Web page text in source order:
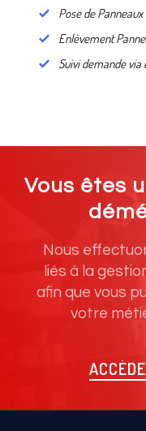
Pose de
Enlèvement
Suivi demande via
Vous êtes
Nous
liés à la
afin que vous
votre